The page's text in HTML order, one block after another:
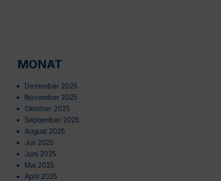
MONAT
Dezember 2025
November 2025
Oktober 2025
September 2025
August 2025
Juli 2025
Juni 2025
Mai 2025
April 2025